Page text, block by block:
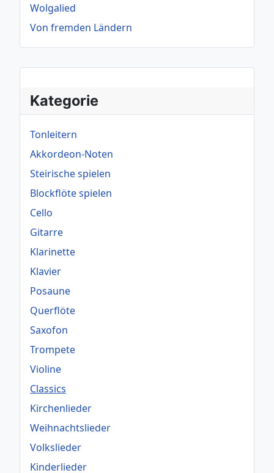
Kategorie
Tonleitern
Akkordeon-Noten
Steirische spielen
Blockflöte spielen
Cello
Gitarre
Klarinette
Klavier
Posaune
Querflöte
Saxofon
Trompete
Violine
Classics
Kirchenlieder
Weihnachtslieder
Volkslieder
Kinderlieder
Wolgalied
Von fremden Ländern